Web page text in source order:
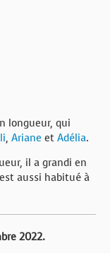
longueur, qui
, Ariane et Adélia.
il a grandi en
aussi habitué à
2022.